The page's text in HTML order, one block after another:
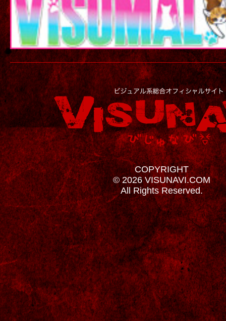
COPYRIGHT
© 2026 VISUNAVI.COM
All Rights Reserved.